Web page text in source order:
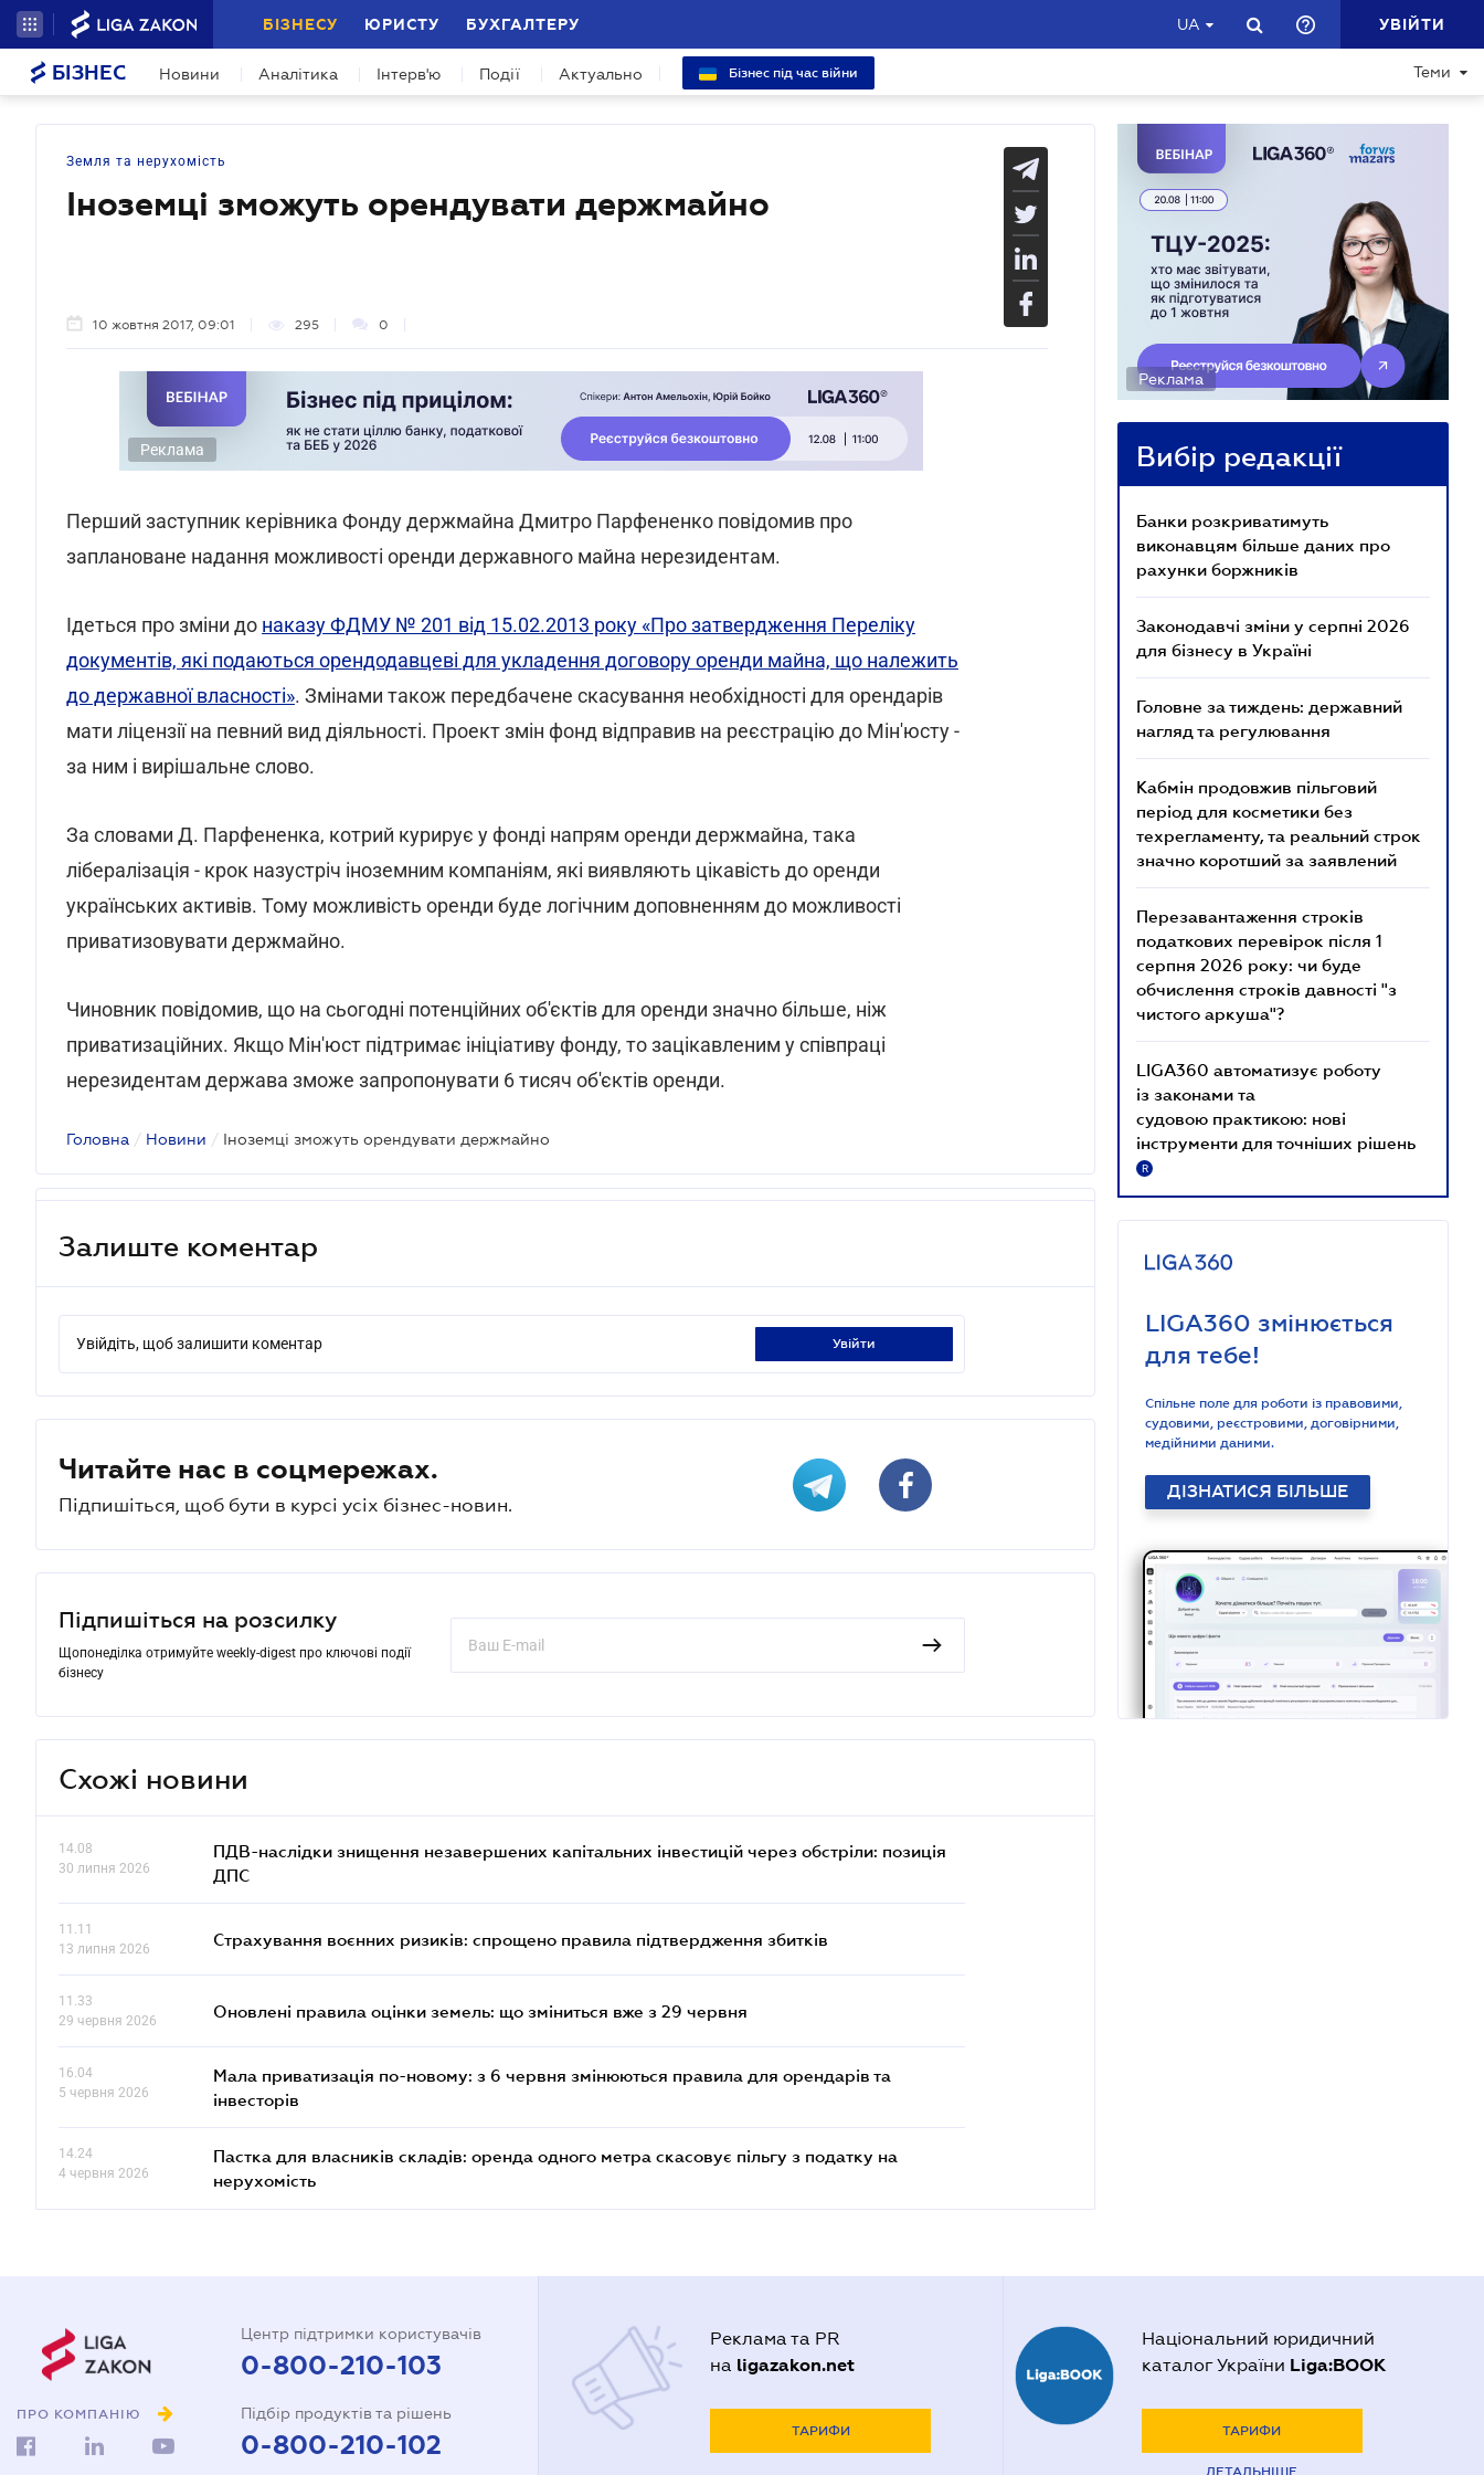
БІЗНЕСУ ЮРИСТУ БУХГАЛТЕРУ UA УВІЙТИ
БІЗНЕС Новини Аналітика Інтерв'ю Події Актуально Бізнес під час війни Теми
Земля та нерухомість
Іноземці зможуть орендувати держмайно
10 жовтня 2017, 09:01 295 0
Реклама
Перший заступник керівника Фонду держмайна Дмитро Парфененко повідомив про
заплановане надання можливості оренди державного майна нерезидентам.
Ідеться про зміни до наказу ФДМУ № 201 від 15.02.2013 року «Про затвердження Переліку
документів, які подаються орендодавцеві для укладення договору оренди майна, що належить
до державної власності». Змінами також передбачене скасування необхідності для орендарів
мати ліцензії на певний вид діяльності. Проект змін фонд відправив на реєстрацію до Мін'юсту -
за ним і вирішальне слово.
За словами Д. Парфененка, котрий курирує у фонді напрям оренди держмайна, така
лібералізація - крок назустріч іноземним компаніям, які виявляють цікавість до оренди
українських активів. Тому можливість оренди буде логічним доповненням до можливості
приватизовувати держмайно.
Чиновник повідомив, що на сьогодні потенційних об'єктів для оренди значно більше, ніж
приватизаційних. Якщо Мін'юст підтримає ініціативу фонду, то зацікавленим у співпраці
нерезидентам держава зможе запропонувати 6 тисяч об'єктів оренди.
Головна / Новини / Іноземці зможуть орендувати держмайно
Залиште коментар
Увійдіть, щоб залишити коментар увійти
Читайте нас в соцмережах.
Підпишіться, щоб бути в курсі усіх бізнес-новин.
Підпишіться на розсилку
Щопонеділка отримуйте weekly-digest про ключові події
бізнесу
Схожі новини
14.08
30 липня 2026
ПДВ-наслідки знищення незавершених капітальних інвестицій через обстріли: позиція
ДПС
11.11
13 липня 2026
Страхування воєнних ризиків: спрощено правила підтвердження збитків
11.33
29 червня 2026
Оновлені правила оцінки земель: що зміниться вже з 29 червня
16.04
5 червня 2026
Мала приватизація по-новому: з 6 червня змінюються правила для орендарів та
інвесторів
14.24
4 червня 2026
Пастка для власників складів: оренда одного метра скасовує пільгу з податку на
нерухомість
Реклама
Вибір редакції
Банки розкриватимуть
виконавцям більше даних про
рахунки боржників
Законодавчі зміни у серпні 2026
для бізнесу в Україні
Головне за тиждень: державний
нагляд та регулювання
Кабмін продовжив пільговий
період для косметики без
техрегламенту, та реальний строк
значно коротший за заявлений
Перезавантаження строків
податкових перевірок після 1
серпня 2026 року: чи буде
обчислення строків давності "з
чистого аркуша"?
LIGA360 автоматизує роботу
із законами та
судовою практикою: нові
інструменти для точніших рішень
R
LIGA360 змінюється
для тебе!
Спільне поле для роботи із правовими,
судовими, реєстровими, договірними,
медійними даними.
ДІЗНАТИСЯ БІЛЬШЕ
ПРО КОМПАНІЮ
Центр підтримки користувачів
0-800-210-103
Підбір продуктів та рішень
0-800-210-102
Реклама та PR
на ligazakon.net
ТАРИФИ
Національний юридичний
каталог України Liga:BOOK
ТАРИФИ
ДЕТАЛЬНІШЕ